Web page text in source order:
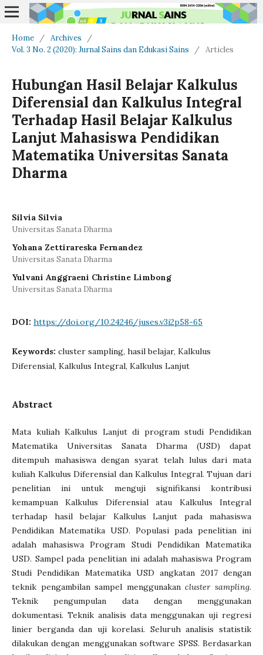
Home / Archives
/
Vol. 3 No. 2 (2020): Jurnal Sains dan Edukasi Sains
/ Articles
Hubungan Hasil Belajar Kalkulus
Diferensial dan Kalkulus Integral
Terhadap Hasil Belajar Kalkulus
Lanjut Mahasiswa Pendidikan
Matematika Universitas Sanata
Dharma
Silvia Silvia
Universitas Sanata Dharma
Yohana Zettirareska Fernandez
Universitas Sanata Dharma
Yulvani Anggraeni Christine Limbong
Universitas Sanata Dharma
DOI: https://doi.org/10.24246/juses.v3i2p58-65
Keywords: cluster sampling, hasil belajar, Kalkulus
Diferensial, Kalkulus Integral, Kalkulus Lanjut
Abstract
Mata kuliah Kalkulus Lanjut di program studi Pendidikan
Matematika Universitas Sanata Dharma (USD) dapat
ditempuh mahasiswa dengan syarat telah lulus dari mata
kuliah Kalkulus Diferensial dan Kalkulus Integral. Tujuan dari
penelitian ini untuk menguji signifikansi kontribusi
kemampuan Kalkulus Diferensial atau Kalkulus Integral
terhadap hasil belajar Kalkulus Lanjut pada mahasiswa
Pendidikan Matematika USD. Populasi pada penelitian ini
adalah mahasiswa Program Studi Pendidikan Matematika
USD. Sampel pada penelitian ini adalah mahasiswa Program
Studi Pendidikan Matematika USD angkatan 2017 dengan
teknik pengambilan sampel menggunakancluster sampling.
Teknik pengumpulan data dengan menggunakan
dokumentasi. Teknik analisis data menggunakan uji regresi
linier berganda dan uji korelasi. Seluruh analisis statistik
dilakukan dengan menggunakan software SPSS. Berdasarkan